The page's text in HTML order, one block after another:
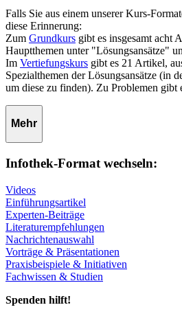
Falls Sie aus einem unserer Kurs-
diese Erinnerung:
Zum Grundkurs gibt es insgesamt acht
Hauptthemen unter "Lösungsansätze"
Im Vertiefungskurs gibt es 21 Artikel,
Spezialthemen der Lösungsansätze (in
um diese zu finden). Zu Problemen gibt
Mehr
Infothek-Format wechseln:
Videos
Einführungsartikel
Experten-Beiträge
Literaturempfehlungen
Nachrichtenauswahl
Vorträge & Präsentationen
Praxisbeispiele & Initiativen
Fachwissen & Studien
Spenden hilft!